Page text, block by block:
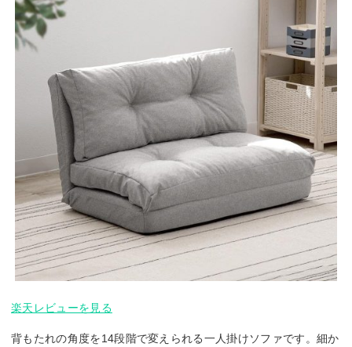
楽天レビューを見る
背もたれの角度を14段階で変えられる一人掛けソファです。細か